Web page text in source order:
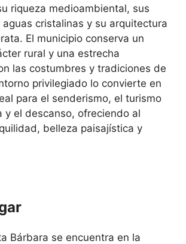
riqueza medioambiental, sus
cristalinas y su arquitectura
El municipio conserva un
rural y una estrecha
las costumbres y tradiciones de
privilegiado lo convierte en
para el senderismo, el turismo
y el descanso, ofreciendo al
belleza paisajística y
Bárbara se encuentra en la